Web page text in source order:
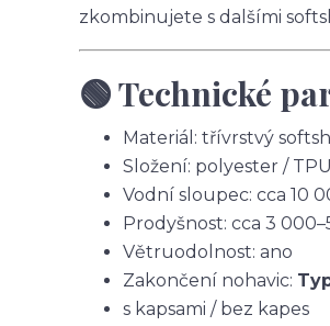
zkombinujete s dalšími
🟢 Technické
Materiál: třívrstvý
Složení: polyester /
Vodní sloupec: cca 10
Prodyšnost: cca 3
Větruodolnost: ano
Zakončení nohavic:
s kapsami / bez kapes